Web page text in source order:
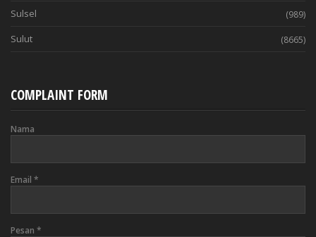
Sulsel (989)
Sulut (8665)
COMPLAINT FORM
Nama
Email *
Pesan *